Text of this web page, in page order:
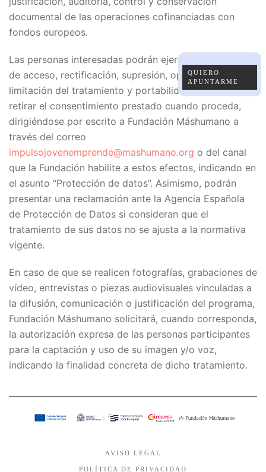
documental de las operaciones cofinanciadas con
fondos europeos.
Las personas interesadas podrán ejercer sus derechos
de acceso, rectificación, supresión, oposición,
limitación del tratamiento y portabilidad, así como
retirar el consentimiento prestado cuando proceda,
dirigiéndose por escrito a Fundación Máshumano a
través del correo
impulsojovenemprende@mashumano.org o del canal
que la Fundación habilite a estos efectos, indicando en
el asunto “Protección de datos”. Asimismo, podrán
presentar una reclamación ante la Agencia Española
de Protección de Datos si consideran que el
tratamiento de sus datos no se ajusta a la normativa
vigente.
En caso de que se realicen fotografías, grabaciones de
vídeo, entrevistas o piezas audiovisuales vinculadas a
la difusión, comunicación o justificación del programa,
Fundación Máshumano solicitará, cuando corresponda,
la autorización expresa de las personas participantes
para la captación y uso de su imagen y/o voz,
indicando la finalidad concreta de dicho tratamiento.
QUIERO
APUNTARME
AVISO LEGAL
POLÍTICA DE PRIVACIDAD